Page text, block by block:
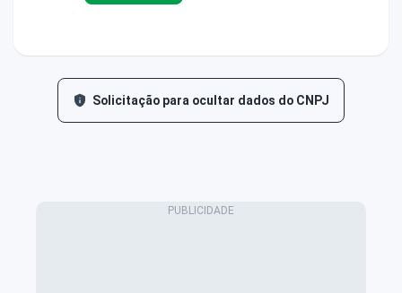
Solicitação para ocultar dados do CNPJ